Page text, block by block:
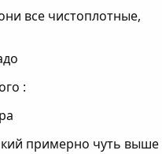
все чистоплотные,
:
примерно чуть выше